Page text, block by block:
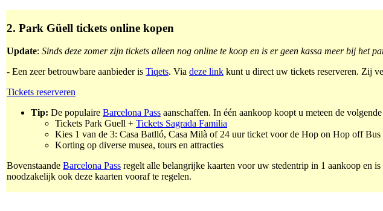
2. Park Güell tickets online kopen
Update: Sinds deze zomer zijn tickets alleen nog online te koop en is er geen kassa meer bij het
- Een zeer betrouwbare aanbieder is Tiqets. Via deze link kunt u direct uw tickets reserveren. Zij
Tickets reserveren
Tip: De populaire Barcelona Pass aanschaffen. In één aankoop koopt u meteen de
Tickets Park Guell + Tickets Sagrada Familia
Kies 1 van de 3: Casa Batlló, Casa Milà of 24 uur ticket voor de Hop on Hop off Bus
Korting op diverse musea, tours en attracties
Bovenstaande Barcelona Pass regelt alle belangrijke kaarten voor uw stedentrip in 1 aankoop en
noodzakelijk ook deze kaarten vooraf te regelen.